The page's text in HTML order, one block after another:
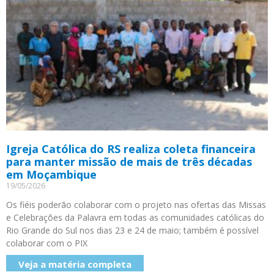
Igreja Católica do RS realiza coleta financeira
para manter missão de mais de três décadas
em Moçambique
19/05/2026
Os fiéis poderão colaborar com o projeto nas ofertas das Missas
e Celebrações da Palavra em todas as comunidades católicas do
Rio Grande do Sul nos dias 23 e 24 de maio; também é possível
colaborar com o PIX
Veja a matéria completa